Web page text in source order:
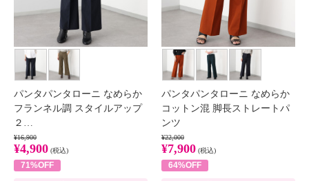
パンタパンタローニ なめらか
フランネル調 スタイルアップ
２…
¥16,900
¥4,900 (税込)
71%OFF
パンタパンタローニ なめらか
コットン混 脚長ストレートパ
ンツ
¥22,000
¥7,900 (税込)
64%OFF